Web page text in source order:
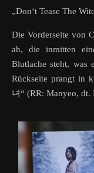
„Don‘t Tease The
Die Vorderseite von
ah, die inmitten
Blutlache steht, was
Rückseite prangt in
녀“ (RR: Manyeo, dt.